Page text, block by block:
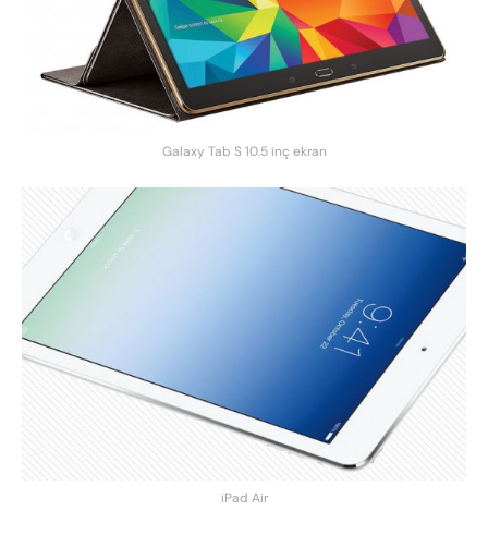
Galaxy Tab S 10.5 inç ekran
iPad Air